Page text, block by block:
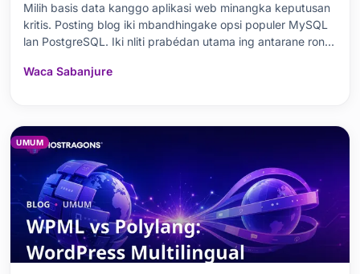
Milih basis data kanggo aplikasi web minangka keputusan
kritis. Posting blog iki mbandhingake opsi populer MySQL
lan PostgreSQL. Iki nliti prabédan utama ing antarane rong
kinerja, integritas data, lan fitur keamanan. Iki uga menehi
Waca Sabanjure
UMUM